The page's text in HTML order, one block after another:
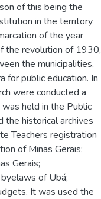
of this being the
in the territory
of the year
the revolution of 1930,
the municipalities,
for public education. In
were conducted a
held in the Public
the historical archives
Teachers registration
of Minas Gerais;
Gerais;
of Ubá;
It was used the